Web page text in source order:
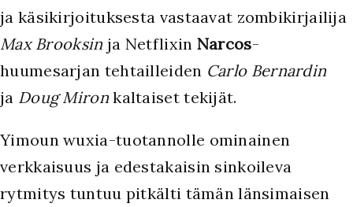
ja käsikirjoituksesta vastaavat zombikirjailija
Max Brooksin ja Netflixin Narcos-
huumesarjan tehtailleiden Carlo Bernardin
ja Doug Mironkaltaiset tekijät.
Yimoun wuxia-tuotannolle ominainen
verkkaisuus ja edestakaisin sinkoileva
rytmitys tuntuu pitkälti tämän länsimaisen